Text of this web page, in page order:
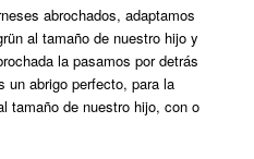
abrochados, adaptamos
al tamaño de nuestro hijo y
la pasamos por detrás
un abrigo perfecto, para la
tamaño de nuestro hijo, con o